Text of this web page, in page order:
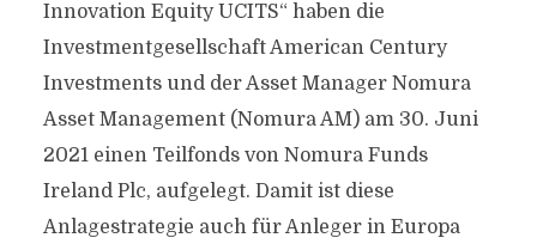
Innovation Equity UCITS“ haben die
Investmentgesellschaft American Century
Investments und der Asset Manager Nomura
Asset Management (Nomura AM) am 30. Juni
2021 einen Teilfonds von Nomura Funds
Ireland Plc, aufgelegt. Damit ist diese
Anlagestrategie auch für Anleger in Europa